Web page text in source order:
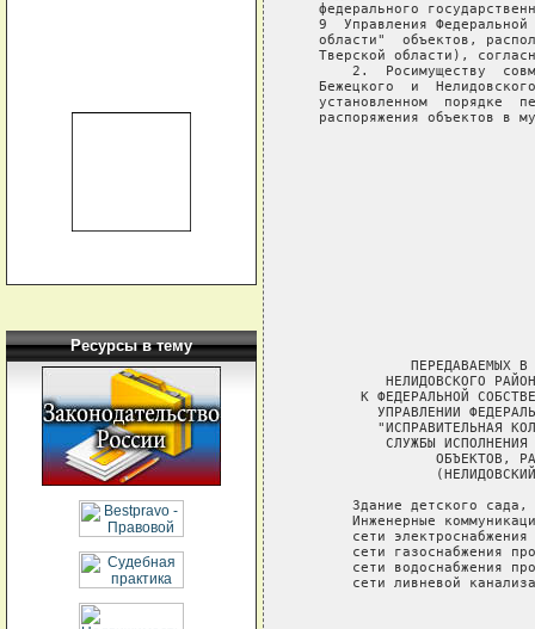
Ресурсы в тему
федерального
9  Управления
области"  объектов,
Тверской области),
2.  Росимуществу
Бежецкого  и
установленном  порядке
распоряжения объектов в
ПЕРЕДАВАЕМЫХ
НЕЛИДОВСКОГО
К ФЕДЕРАЛЬНОЙ
УПРАВЛЕНИИ
"ИСПРАВИТЕЛЬНАЯ
СЛУЖБЫ
ОБЪЕКТОВ,
Здание детского сада,
Инженерные
сети
сети газоснабжения
сети водоснабжения
сети ливневой